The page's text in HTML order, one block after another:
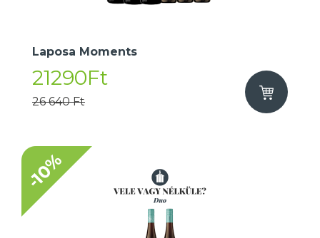
Laposa Moments
21290Ft
26 640 Ft
-10%